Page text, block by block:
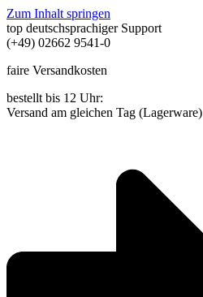
Zum Inhalt springen
top deutschsprachiger Support
(+49) 02662 9541-0
faire Versandkosten
bestellt bis 12 Uhr:
Versand am gleichen Tag (Lagerware)